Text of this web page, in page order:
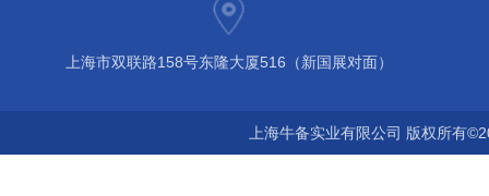
上海市双联路158号东隆大厦516（新国展对面）
上海牛备实业有限公司 版权所有